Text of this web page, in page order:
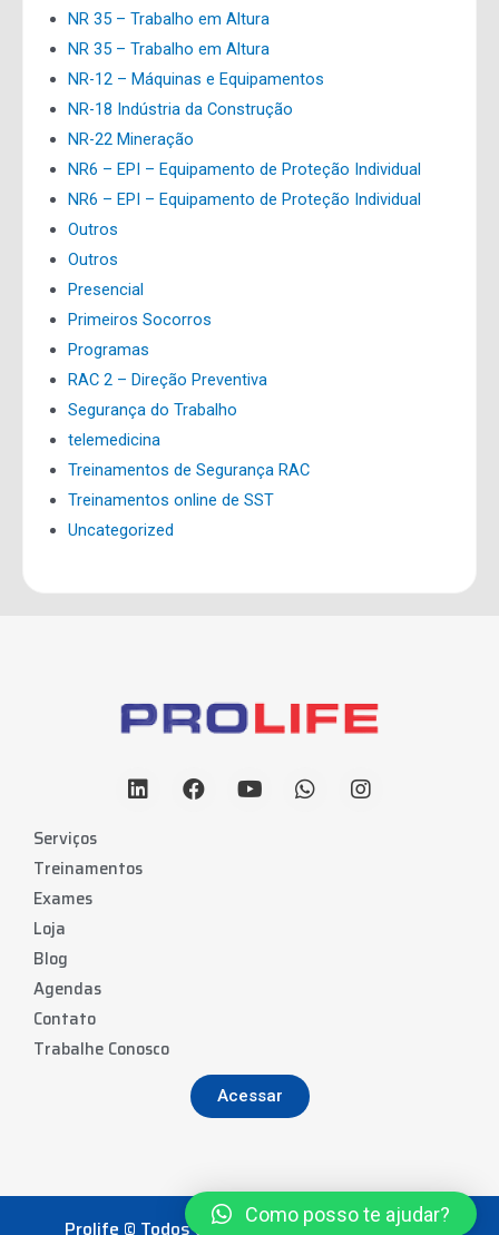
NR 35 – Trabalho em Altura
NR 35 – Trabalho em Altura
NR-12 – Máquinas e Equipamentos
NR-18 Indústria da Construção
NR-22 Mineração
NR6 – EPI – Equipamento de Proteção Individual
NR6 – EPI – Equipamento de Proteção Individual
Outros
Outros
Presencial
Primeiros Socorros
Programas
RAC 2 – Direção Preventiva
Segurança do Trabalho
telemedicina
Treinamentos de Segurança RAC
Treinamentos online de SST
Uncategorized
Serviços
Treinamentos
Exames
Loja
Blog
Agendas
Contato
Trabalhe Conosco
Acessar
Prolife © Todos os direitos reservados. 2022
Como posso te ajudar?